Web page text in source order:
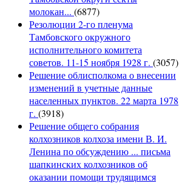
молокан... (6877)
Резолюции 2-го пленума
Тамбовского окружного
исполнительного комитета
советов. 11-15 ноября 1928 г. (3057)
Решение облисполкома о внесении
изменений в учетные данные
населенных пунктов. 22 марта 1978
г. (3918)
Решение общего собрания
колхозников колхоза имени В. И.
Ленина по обсуждению ... письма
шапкинских колхозников об
оказании помощи трудящимся